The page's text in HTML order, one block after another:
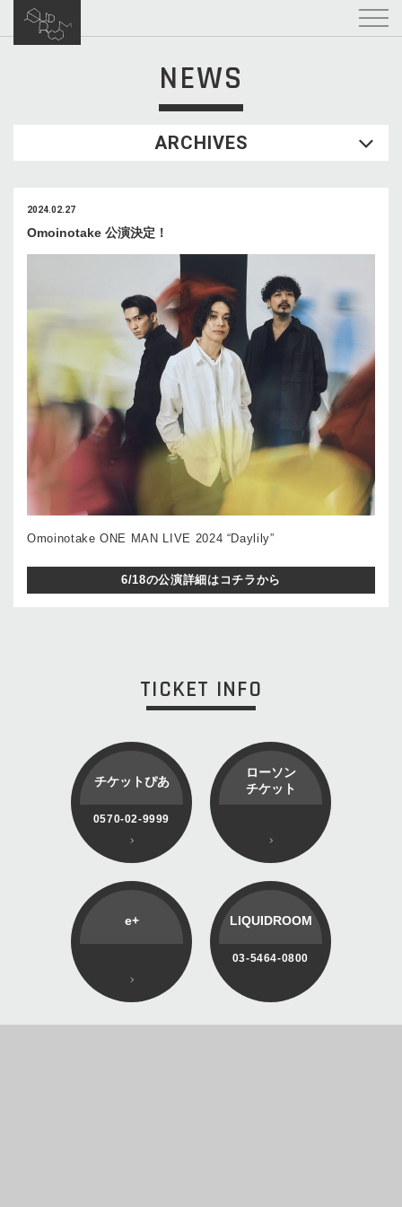
NEWS
ARCHIVES
2024.02.27
Omoinotake 公演決定！
Omoinotake ONE MAN LIVE 2024 “Daylily”
6/18の公演詳細はコチラから
TICKET INFO
チケットぴあ
0570-02-9999
ローソン
チケット
e+ LIQUIDROOM
03-5464-0800